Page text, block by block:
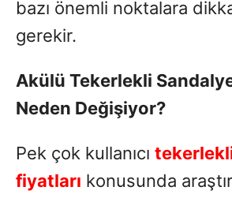
bazı önemli noktalara
gerekir.
Akülü Tekerlekli
Neden Değişiyor?
Pek çok kullanıcı
fiyatları konusunda